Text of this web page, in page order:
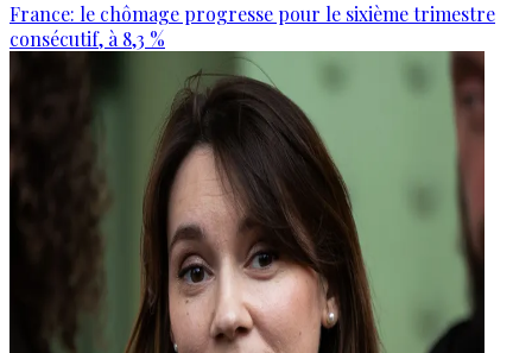
France: le chômage progresse pour le sixième trimestre
consécutif, à 8,3 %